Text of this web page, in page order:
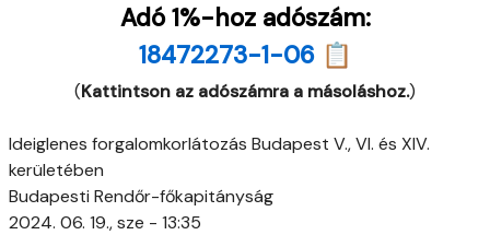
Adó 1%-hoz adószám:
18472273-1-06 📋
(Kattintson az adószámra a másoláshoz.)
Ideiglenes forgalomkorlátozás Budapest V., VI. és XIV.
kerületében
Budapesti Rendőr-főkapitányság
2024. 06. 19., sze - 13:35